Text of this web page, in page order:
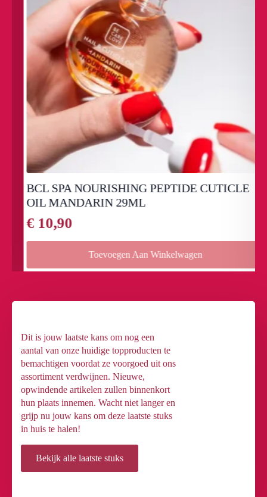
BCL SPA NOURISHING PEPTIDE CUTICLE
OIL MANDARIN 29ML
10,90
Toevoegen Aan Winkelwagen
Dit is jouw laatste kans om nog een
aantal van onze huidige topproducten te
bemachtigen voordat ze voorgoed uit ons
assortiment verdwijnen. Nieuwe,
opwindende artikelen zullen binnenkort
hun plaats innemen. Wacht niet langer en
grijp nu jouw kans om deze laatste stuks
in huis te halen!
Bekijk alle laatste stuks